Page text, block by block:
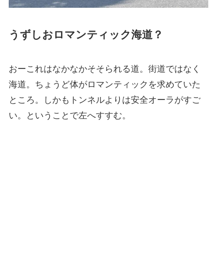
うずしおロマンティック海道 ？
おーこれはなかなかそそられる道。街道ではなく
海道。ちょうど体がロマンティックを求めていた
ところ。しかもトンネルよりは安全オーラがすご
い。ということで左へすすむ。